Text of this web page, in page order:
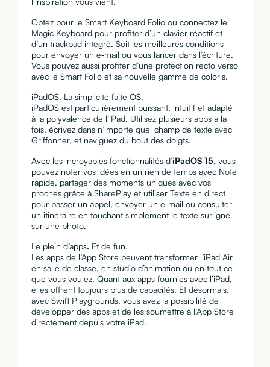
Optez pour le Smart Keyboard Folio ou connectez le
Magic Keyboard pour profiter d’un clavier réactif et
d’un trackpad intégré. Soit les meilleures conditions
pour envoyer un e‑mail ou vous lancer dans l’écriture.
Vous pouvez aussi profiter d’une protection recto verso
avec le Smart Folio et sa nouvelle gamme de coloris.
iPadOS. La simplicité faite OS.
iPadOS est particulièrement puissant, intuitif et adapté
à la polyvalence de l’iPad. Utilisez plusieurs apps à la
fois, écri­vez dans n’importe quel champ de texte avec
Grif­fon­ner, et naviguez du bout des doigts.
Avec les incroyables fonction­nalités d’iPadOS 15, vous
pouvez noter vos idées en un rien de temps avec Note
rapide, partager des moments uniques avec vos
proches grâce à SharePlay et utiliser Texte en direct
pour passer un appel, envoyer un e‑mail ou consulter
un itinéraire en touchant simplement le texte surligné
sur une photo.
Le plein d’apps. Et de fun.
Les apps de l’App Store peuvent transformer l’iPad Air
en salle de classe, en studio d’animation ou en tout ce
que vous voulez. Quant aux apps fournies avec l’iPad,
elles offrent toujours plus de capacités. Et désor­mais,
avec Swift Play­grounds, vous avez la possibilité de
déve­lop­per des apps et de les sou­met­tre à l’App Store
direc­te­ment depuis votre iPad.